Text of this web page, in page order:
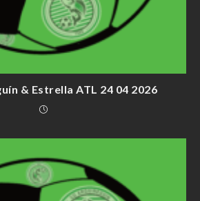
& Estrella ATL 24 04 2026